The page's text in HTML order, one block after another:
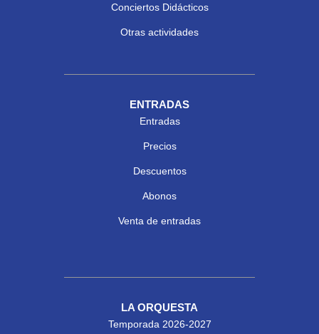
Conciertos Didácticos
Otras actividades
ENTRADAS
Entradas
Precios
Descuentos
Abonos
Venta de entradas
LA ORQUESTA
Temporada 2026-2027